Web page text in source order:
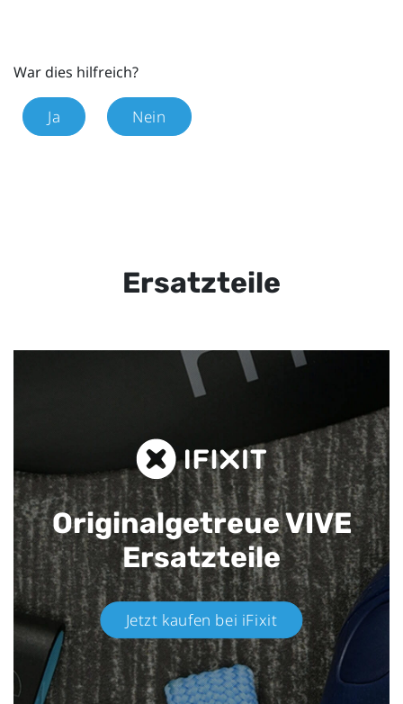
War dies hilfreich?
Ja Nein
Ersatzteile
Originalgetreue VIVE
Ersatzteile
Jetzt kaufen bei iFixit​